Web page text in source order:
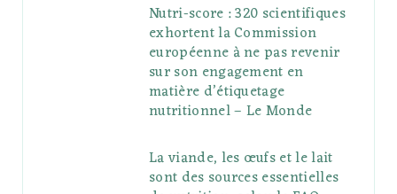
Nutri-score : 320 scientifiques
exhortent la Commission
européenne à ne pas revenir
sur son engagement en
matière d’étiquetage
nutritionnel – Le Monde
La viande, les œufs et le lait
sont des sources essentielles